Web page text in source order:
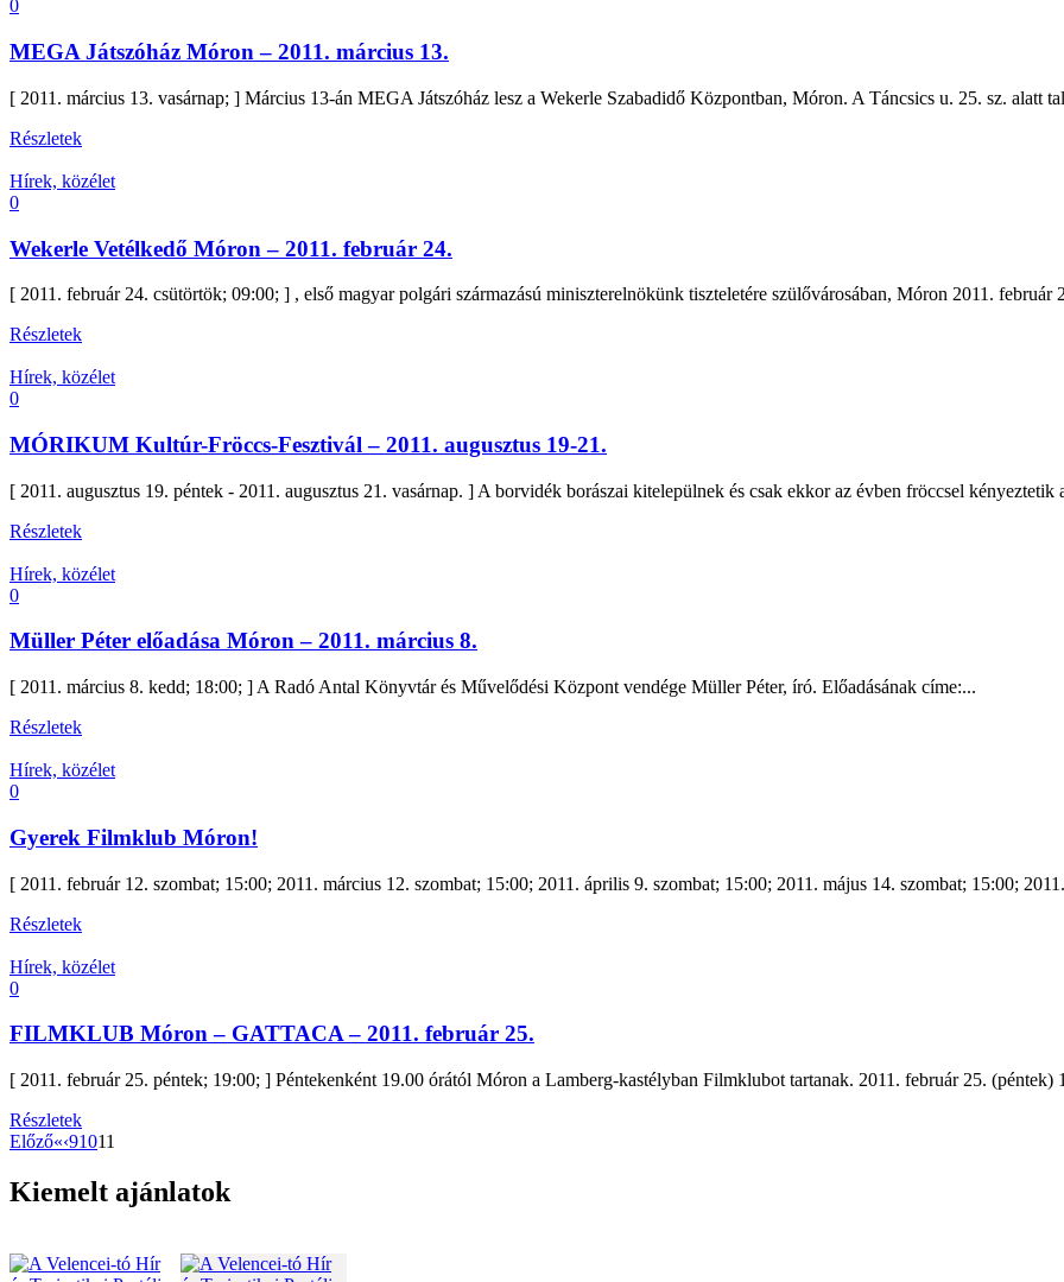
0
MEGA Játszóház Móron – 2011. március 13.
[ 2011. március 13. vasárnap; ] Március 13-án MEGA Játszóház lesz a Wekerle Szabadidő Központban, Móron. A Táncsics u. 25. sz. alatt
Részletek
Hírek, közélet
0
Wekerle Vetélkedő Móron – 2011. február 24.
[ 2011. február 24. csütörtök; 09:00; ] , első magyar polgári származású miniszterelnökünk tiszteletére szülővárosában, Móron 2011. február
Részletek
Hírek, közélet
0
MÓRIKUM Kultúr-Fröccs-Fesztivál – 2011. augusztus 19-21.
[ 2011. augusztus 19. péntek - 2011. augusztus 21. vasárnap. ] A borvidék borászai kitelepülnek és csak ekkor az évben fröccsel kényeztetik
Részletek
Hírek, közélet
0
Müller Péter előadása Móron – 2011. március 8.
[ 2011. március 8. kedd; 18:00; ] A Radó Antal Könyvtár és Művelődési Központ vendége Müller Péter, író. Előadásának címe:...
Részletek
Hírek, közélet
0
Gyerek Filmklub Móron!
[ 2011. február 12. szombat; 15:00; 2011. március 12. szombat; 15:00; 2011. április 9. szombat; 15:00; 2011. május 14. szombat; 15:00;
Részletek
Hírek, közélet
0
FILMKLUB Móron – GATTACA – 2011. február 25.
[ 2011. február 25. péntek; 19:00; ] Péntekenként 19.00 órától Móron a Lamberg-kastélyban Filmklubot tartanak. 2011. február 25.
Részletek
Előző«‹91011
Kiemelt ajánlatok